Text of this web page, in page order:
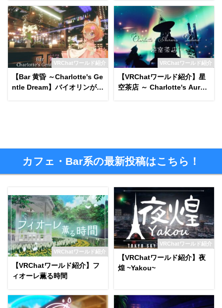
VRChatワールド紹介
【Bar 黄昏 ～Charlotte's Ge
ntle Dream】バイオリンがあ
VRChatワールド紹介
【VRChatワールド紹介】星
空茶店 ～ Charlotte's Auror
カフェ・Bar系の最新投稿はこちら！
VRChatワールド紹介
【VRChatワールド紹介】フ
ィオーレ薫る時間
VRChatワールド紹介
【VRChatワールド紹介】夜
煌 ~Yakou~